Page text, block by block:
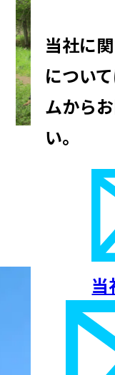
当社に
につい
ムから
い。
当